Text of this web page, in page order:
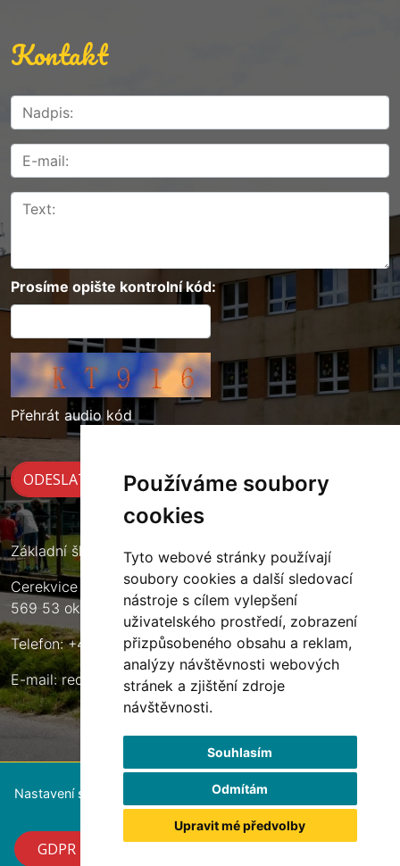
Používáme soubory
cookies
Tyto webové stránky používají
soubory cookies a další sledovací
nástroje s cílem vylepšení
uživatelského prostředí, zobrazení
přizpůsobeného obsahu a reklam,
analýzy návštěvnosti webových
stránek a zjištění zdroje
návštěvnosti.
Souhlasím
Odmítám
Upravit mé předvolby
Kontakt
Prosíme opište kontrolní kód:
Přehrát audio kód
Základní škola Cerekvice nad Loučnou
Cerekvice nad Loučnou 135
569 53 okres Svitavy
Telefon: +420 461 633 140
E-mail:reditel@zscerekvice.cz
Nastavení souborů cookie
GDPR